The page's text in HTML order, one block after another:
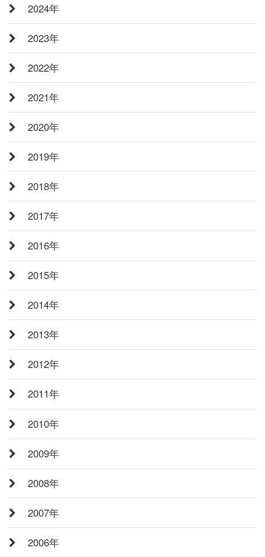
2024年
2023年
2022年
2021年
2020年
2019年
2018年
2017年
2016年
2015年
2014年
2013年
2012年
2011年
2010年
2009年
2008年
2007年
2006年